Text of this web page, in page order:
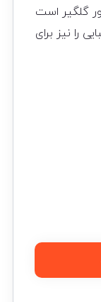
گلگیر است
را نیز برای